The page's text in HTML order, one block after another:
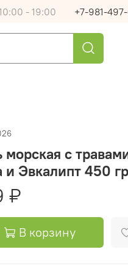
- 19:00 +7-981-
морская с
и Эвкалипт 450 гр
₽
В корзину